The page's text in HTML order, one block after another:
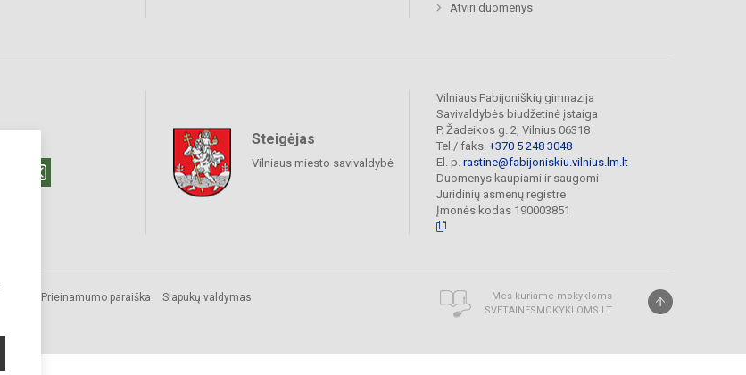
Atviri duomenys
Steigėjas
Vilniaus miesto savivaldybė
Vilniaus Fabijoniškių gimnazija
Savivaldybės biudžetinė įstaiga
P. Žadeikos g. 2, Vilnius 06318
Tel./ faks. +370 5 248 3048
El. p. rastine@fabijoniskiu.vilnius.lm.lt
Duomenys kaupiami ir saugomi
Juridinių asmenų registre
Įmonės kodas 190003851
Prieinamumo paraiška Slapukų valdymas
Mes kuriame mokykloms
SVETAINESMOKYKLOMS.LT